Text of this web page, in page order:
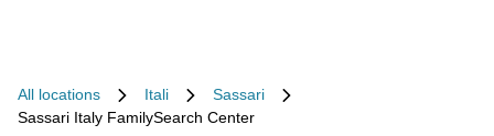
All locations Itali
Sassari
Sassari Italy FamilySearch Center